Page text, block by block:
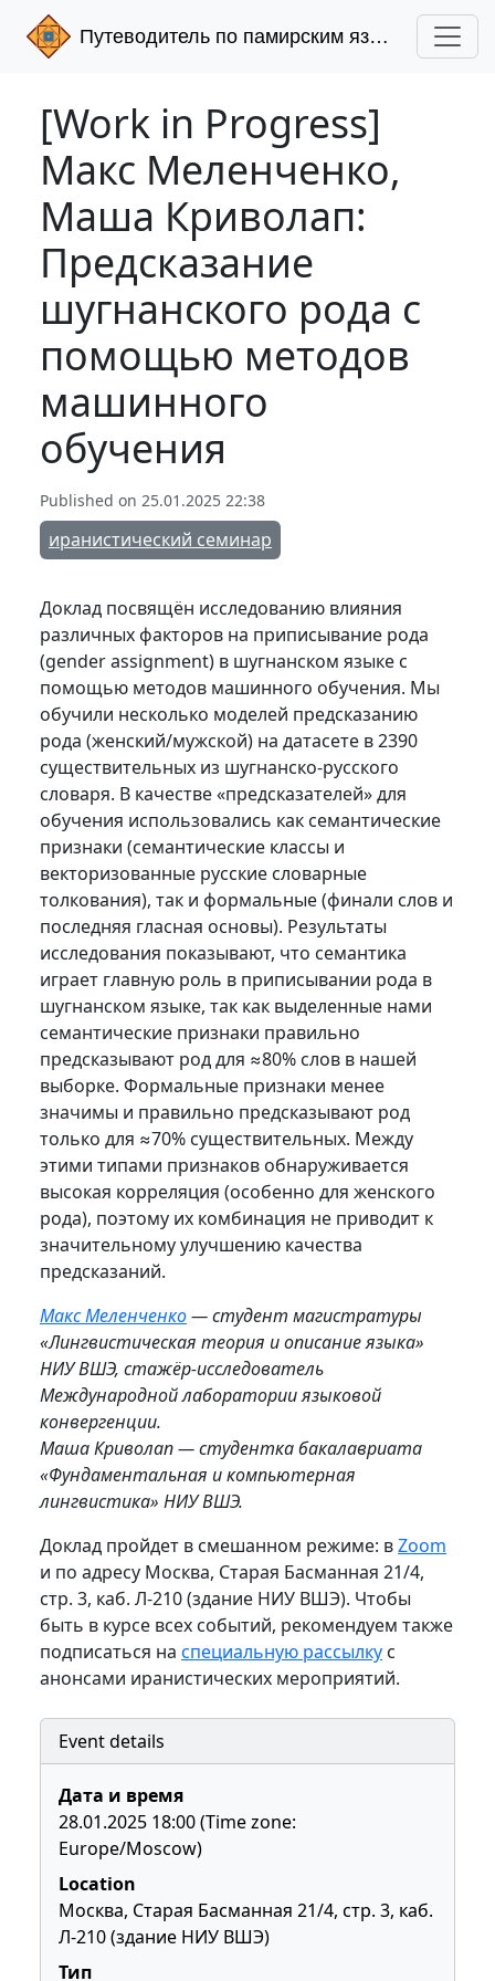
Путеводитель по памирским языкам
[Work in Progress]
Макс Меленченко,
Маша Криволап:
Предсказание
шугнанского рода с
помощью методов
машинного
обучения
Published on 25.01.2025 22:38
иранистический семинар
Доклад посвящён исследованию влияния
различных факторов на приписывание рода
(gender assignment) в шугнанском языке с
помощью методов машинного обучения. Мы
обучили несколько моделей предсказанию
рода (женский/мужской) на датасете в 2390
существительных из шугнанско-русского
словаря. В качестве «предсказателей» для
обучения использовались как семантические
признаки (семантические классы и
векторизованные русские словарные
толкования), так и формальные (финали слов и
последняя гласная основы). Результаты
исследования показывают, что семантика
играет главную роль в приписывании рода в
шугнанском языке, так как выделенные нами
семантические признаки правильно
предсказывают род для ≈80% слов в нашей
выборке. Формальные признаки менее
значимы и правильно предсказывают род
только для ≈70% существительных. Между
этими типами признаков обнаруживается
высокая корреляция (особенно для женского
рода), поэтому их комбинация не приводит к
значительному улучшению качества
предсказаний.
Макс Меленченко— студент магистратуры
«Лингвистическая теория и описание языка»
НИУ ВШЭ, стажёр-исследователь
Международной лаборатории языковой
конвергенции.
Маша Криволап — студентка бакалавриата
«Фундаментальная и компьютерная
лингвистика» НИУ ВШЭ.
Доклад пройдет в смешанном режиме: вZoom
и по адресу Москва, Старая Басманная 21/4,
стр. 3, каб. Л-210 (здание НИУ ВШЭ). Чтобы
быть в курсе всех событий, рекомендуем также
подписаться на специальную рассылку с
анонсами иранистических мероприятий.
Event details
Дата и время
28.01.2025 18:00 (Time zone:
Europe/Moscow)
Location
Москва, Старая Басманная 21/4, стр. 3, каб.
Л-210 (здание НИУ ВШЭ)
Тип